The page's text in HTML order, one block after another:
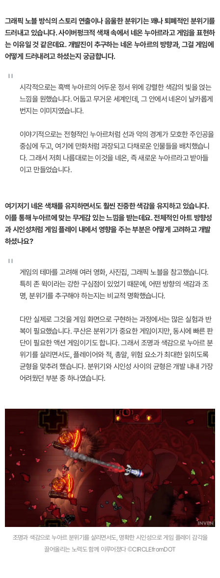
그래픽 노블 방식의 스토리 연출이나 음울한 분위기는 꽤나 퇴폐적인 분위기를
드러내고 있습니다. 사이버펑크적 색채 속에서 네온 누아르라고 게임을 표현하
는 이유일 것 같은데요. 개발진이 추구하는 네온 누아르의 방향과, 그걸 게임에
어떻게 드러내려고 하셨는지 궁금합니다.
"
시각적으로는 흑백 누아르의 어두운 정서 위에 강렬한 색감의 빛을 얹는
느낌을 원했습니다. 어둡고 무거운 세계인데, 그 안에서 네온이 날카롭게
번지는 이미지였습니다.
이야기적으로는 전형적인 누아르처럼 선과 악의 경계가 모호한 주인공을
중심에 두고, 여기에 만화처럼 과장되고 다채로운 인물들을 배치했습니
다. 그래서 저희 나름대로는 이것을 네온, 즉 새로운 누아르라고 받아들
이고 만들었습니다.
여기저기 네온 색채를 유지하면서도 훨씬 진중한 색감을 유지하고 있습니다.
이를 통해 누아르에 맞는 무게감 있는 느낌을 받는데요. 전체적인 아트 방향성
과 시인성처럼 게임 플레이 내에서 영향을 주는 부분은 어떻게 고려하고 개발
하셨나요?
"
게임의 테마를 고려해 여러 영화, 사진집, 그래픽 노블을 참고했습니다.
특히 존 윅이라는 강한 구심점이 있었기 때문에, 어떤 방향의 색감과 조
명, 분위기를 추구해야 하는지는 비교적 명확했습니다.
다만 실제로 그것을 게임 화면으로 구현하는 과정에서는 많은 실험과 반
복이 필요했습니다. 쿠산은 분위기가 중요한 게임이지만, 동시에 빠른 판
단이 필요한 액션 게임이기도 합니다. 그래서 조명과 색감으로 누아르 분
위기를 살리면서도, 플레이어와 적, 총알, 위험 요소가 최대한 읽히도록
균형을 맞추려 했습니다. 분위기와 시인성 사이의 균형은 개발 내내 가장
어려웠던 부분 중 하나였습니다.
조명과 색감으로 누아르 분위기를 살리면서도, 명확한 시인성으로 게임 플레이 감각을
끌어올리는 노력도 함께 이루어졌다 ©CIRCLEfromDOT